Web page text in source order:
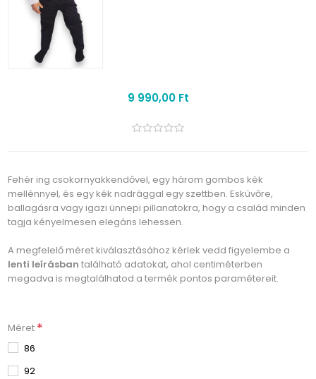
9 990,00 Ft
Fehér ing csokornyakkendővel, egy három gombos kék
mellénnyel, és egy kék nadrággal egy szettben. Esküvőre,
ballagásra vagy igazi ünnepi pillanatokra, hogy a család minden
tagja kényelmesen elegáns lehessen.
A megfelelő méret kiválasztásához kérlek vedd figyelembe a
lenti leírásban található adatokat, ahol centiméterben
megadva is megtalálhatod a termék pontos paramétereit.
Méret *
86
92